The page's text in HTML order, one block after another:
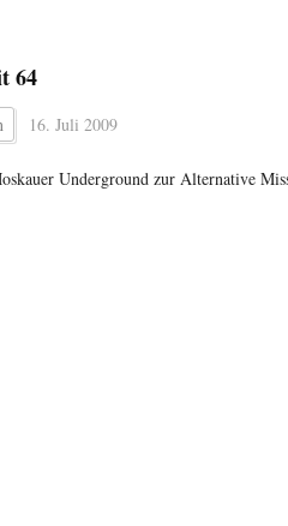
64
16. Juli 2009
Underground zur Alternative